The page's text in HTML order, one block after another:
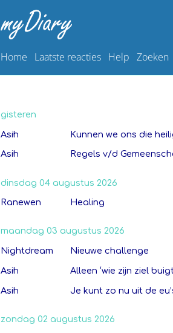
Home Laatste reacties Help Zoeken
gisteren
Asih Kunnen we ons die
Asih Regels v/d
dinsdag 04 augustus 2026
Ranewen Healing
maandag 03 augustus 2026
Nightdream Nieuwe challenge
Asih Alleen ‘wie zijn ziel
Asih Je kunt zo nu uit de
zondag 02 augustus 2026